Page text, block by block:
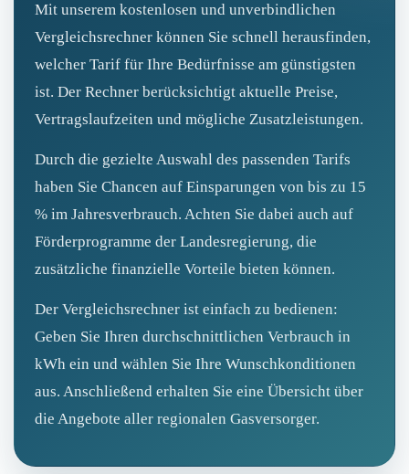
Mit unserem kostenlosen und unverbindlichen
Vergleichsrechner können Sie schnell herausfinden,
welcher Tarif für Ihre Bedürfnisse am günstigsten
ist. Der Rechner berücksichtigt aktuelle Preise,
Vertragslaufzeiten und mögliche Zusatzleistungen.
Durch die gezielte Auswahl des passenden Tarifs
haben Sie Chancen auf Einsparungen von bis zu 15
% im Jahresverbrauch. Achten Sie dabei auch auf
Förderprogramme der Landesregierung, die
zusätzliche finanzielle Vorteile bieten können.
Der Vergleichsrechner ist einfach zu bedienen:
Geben Sie Ihren durchschnittlichen Verbrauch in
kWh ein und wählen Sie Ihre Wunschkonditionen
aus. Anschließend erhalten Sie eine Übersicht über
die Angebote aller regionalen Gasversorger.